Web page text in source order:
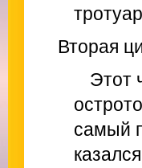
Вторая
Этот
самый